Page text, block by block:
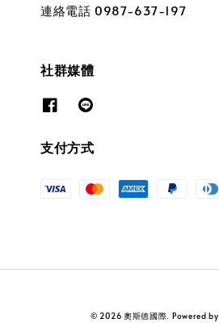
連絡電話 0987-637-197
社群媒體
支付方式
© 2026 奧斯德國際. Powered by